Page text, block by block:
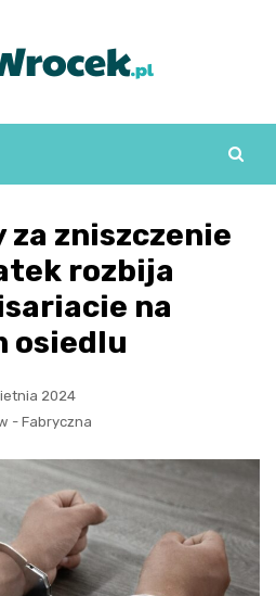
zniszczenie
rozbija
na
osiedlu
2024
- Fabryczna